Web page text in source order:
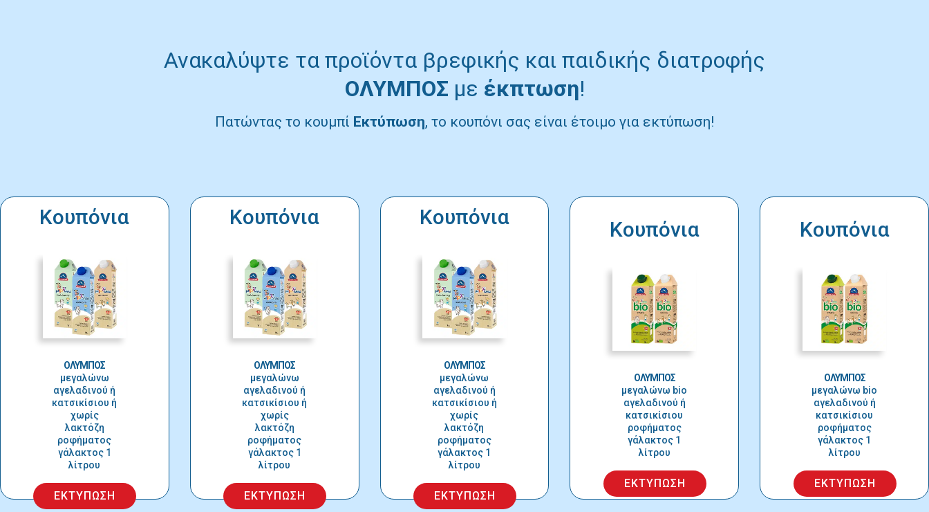
Ανακαλύψτε τα προϊόντα βρεφικής και παιδικής διατροφής
ΟΛΥΜΠΟΣ με έκπτωση!
Πατώντας το κουμπί Εκτύπωση, το κουπόνι σας είναι έτοιμο για εκτύπωση!
Κουπόνια
ΟΛΥΜΠΟΣ
μεγαλώνω
αγελαδινού ή
κατσικίσιου ή
χωρίς
λακτόζη
ροφήματος
γάλακτος 1
λίτρου
ΕΚΤΥΠΩΣΗ
Κουπόνια
ΟΛΥΜΠΟΣ
μεγαλώνω
αγελαδινού ή
κατσικίσιου ή
χωρίς
λακτόζη
ροφήματος
γάλακτος 1
λίτρου
ΕΚΤΥΠΩΣΗ
Κουπόνια
ΟΛΥΜΠΟΣ
μεγαλώνω
αγελαδινού ή
κατσικίσιου ή
χωρίς
λακτόζη
ροφήματος
γάλακτος 1
λίτρου
ΕΚΤΥΠΩΣΗ
Κουπόνια
ΟΛΥΜΠΟΣ
μεγαλώνω bio
αγελαδινού ή
κατσικίσιου
ροφήματος
γάλακτος 1
λίτρου
ΕΚΤΥΠΩΣΗ
Κουπόνια
ΟΛΥΜΠΟΣ
μεγαλώνω bio
αγελαδινού ή
κατσικίσιου
ροφήματος
γάλακτος 1
λίτρου
ΕΚΤΥΠΩΣΗ